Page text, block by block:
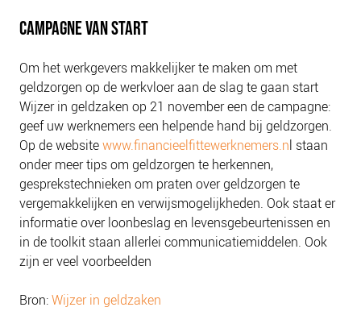
CAMPAGNE VAN START
Om het werkgevers makkelijker te maken om met
geldzorgen op de werkvloer aan de slag te gaan start
Wijzer in geldzaken op 21 november een de campagne:
geef uw werknemers een helpende hand bij geldzorgen.
Op de websitewww.financieelfittewerknemers.nl staan
onder meer tips om geldzorgen te herkennen,
gesprekstechnieken om praten over geldzorgen te
vergemakkelijken en verwijsmogelijkheden. Ook staat er
informatie over loonbeslag en levensgebeurtenissen en
in de toolkit staan allerlei communicatiemiddelen. Ook
zijn er veel voorbeelden
Bron:Wijzer in geldzaken